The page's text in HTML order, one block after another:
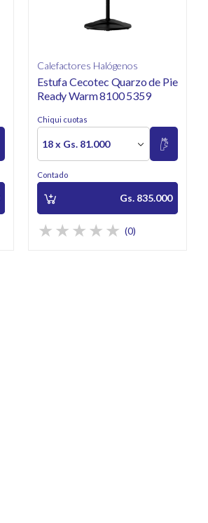
Calefactores Halógenos
Estufa Cecotec Quarzo de Pie
Ready Warm 8100 5359
Chiqui cuotas
18 x Gs. 81.000
Contado
Gs. 835.000
(0)